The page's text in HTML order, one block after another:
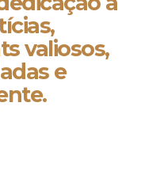
valiosos,
e